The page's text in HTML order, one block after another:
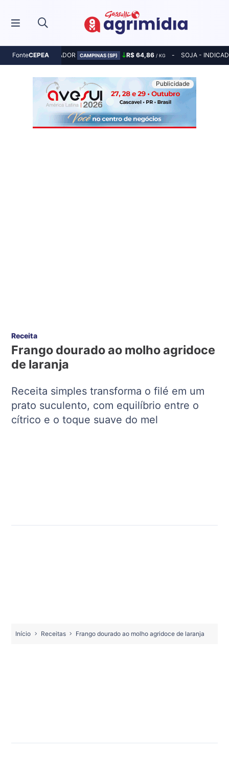
FonteCEPEA
MILHO - INDICADOR CAMPINAS (SP) R$ 64,86 / KG SOJA -
Receita
Frango dourado ao molho agridoce
de laranja
Receita simples transforma o filé em um
prato suculento, com equilíbrio entre o
cítrico e o toque suave do mel
Início Receitas Frango dourado ao molho agridoce de laranja